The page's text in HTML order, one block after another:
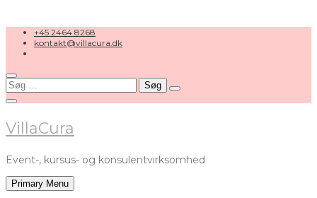
content
+45 2464 8268
kontakt@villacura.dk
Søg
efter:
VillaCura
Event-, kursus- og konsulentvirksomhed
Primary Menu